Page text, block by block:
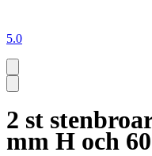
5.0
2 st
mm H och